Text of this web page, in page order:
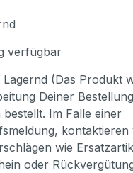
verfügbar
Lagernd (Das Produkt
Deiner
bestellt. Im Falle einer
kontaktieren
wie
oder